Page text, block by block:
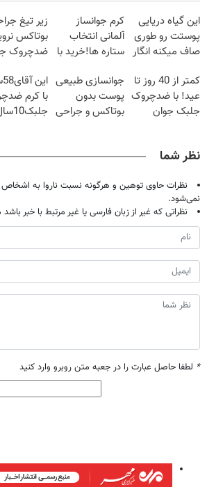
این گیاه دریایی
پوستت رو طوری
صاف میکنه انگار
شدی🔥
کرم جوانساز
آلمانی انتخاب
ستاره ها!خرید با
زیر تیغ
بوتاکس
ضدچروک
کمتر از 40 روز تا
عید! با ضدچروک
جلبک جوان
جوانسازی طبیعی
پوست بدون
بوتاکس و جراحی
با کرم
تخفیف)
نظر شما
نظرات حاوی توهین و هرگونه نسبت ناروا به
نمی‌شود.
نظراتی که غیر از زبان فارسی یا غیر مرتبط با خبر
* لطفا حاصل عبارت را در جعبه متن روبرو وارد کنید